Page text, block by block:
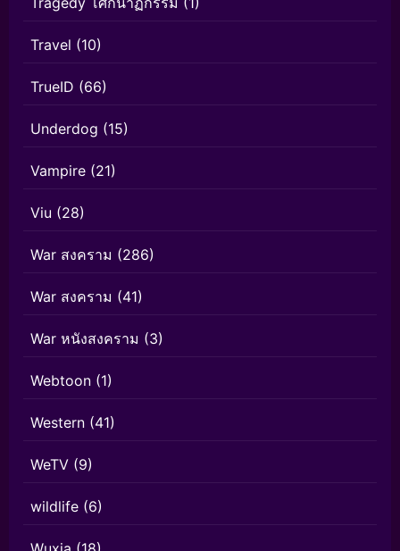
Travel (10)
TrueID (66)
Underdog (15)
Vampire (21)
Viu (28)
War สงคราม (286)
War สงคราม (41)
War หนังสงคราม (3)
Webtoon (1)
Western (41)
WeTV (9)
wildlife (6)